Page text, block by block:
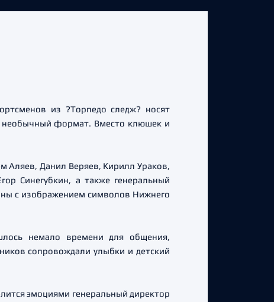
из ?Торпедо следж? носят
необычный формат. Вместо клюшек и
Аляев, Данил Веряев, Кирилл Ураков,
Синегубкин, а также генеральный
с изображением символов Нижнего
немало времени для общения,
сопровождали улыбки и детский
эмоциями генеральный директор